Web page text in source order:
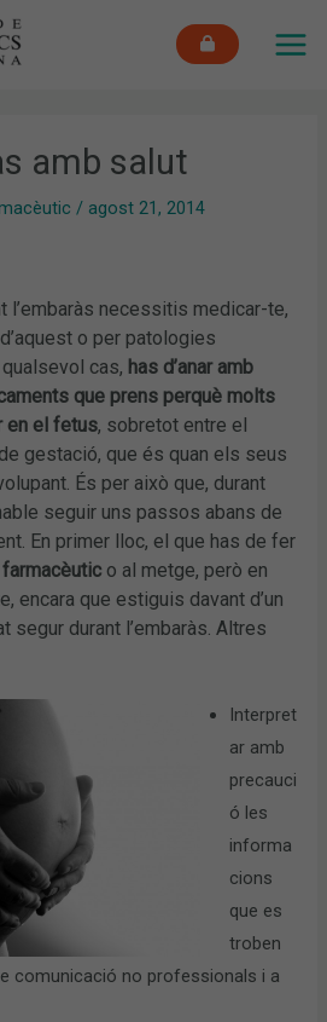
amb salut
/ agost 21, 2014
l’embaràs necessitis medicar-te,
o per patologies
cas, has d’anar amb
que prens perquè molts
en el fetus, sobretot entre el
gestació, que és quan els seus
És per això que, durant
seguir uns passos abans de
En primer lloc, el que has de fer
o al metge, però en
encara que estiguis davant d’un
segur durant l’embaràs. Altres
Interpret
ar amb
precauci
ó les
informa
cions
que es
troben
comunicació no professionals i a